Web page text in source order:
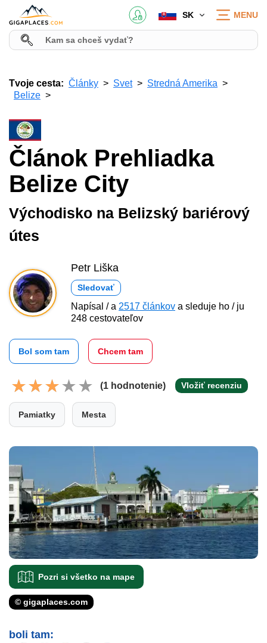
SK MENU
Tvoje cesta: Články Svet
Stredná Amerika
Belize
Článok Prehliadka
Belize City
Východisko na Belizský bariérový
útes
Petr Liška
Sledovať
Napísal / a 2517 článkov a sleduje ho / ju
248 cestovateľov
Bol som tam Chcem tam
(1 hodnotenie) Vložiť recenziu
Pamiatky Mesta
Pozri si všetko na mape
© gigaplaces.com
boli tam: